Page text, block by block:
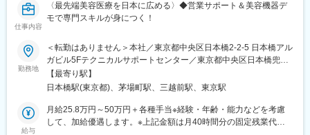
仕事内容
〈最先端美容医療を日本に広める〉◆営業サポート＆美容機器デ
モで専門スキルが身につく！
勤務地
＜転勤はありません＞本社／東京都中央区日本橋2-2-5 日本橋アル
ガビル5Fテクニカルサポートセンター／東京都中央区日本橋兜町
11-3 大原会館1F※月に数回程度、国内出張あり【アクセス】本
社／各線「日本橋駅」より徒歩2分、各線「東京駅」より徒歩8分
各線「日本橋駅」より徒歩3分、各線「東京駅」より徒歩13分
【最寄り駅】
日本橋駅(東京都)、茅場町駅、三越前駅、東京駅
給与
月給25.8万円～50万円＋各種手当※経験・年齢・能力などを考慮
して、加給優遇します。※上記金額は月40時間分の固定残業代